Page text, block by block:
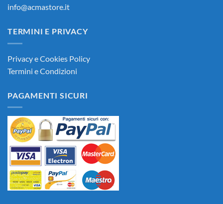
info@acmastore.it
TERMINI E PRIVACY
Privacy e Cookies Policy
Termini e Condizioni
PAGAMENTI SICURI